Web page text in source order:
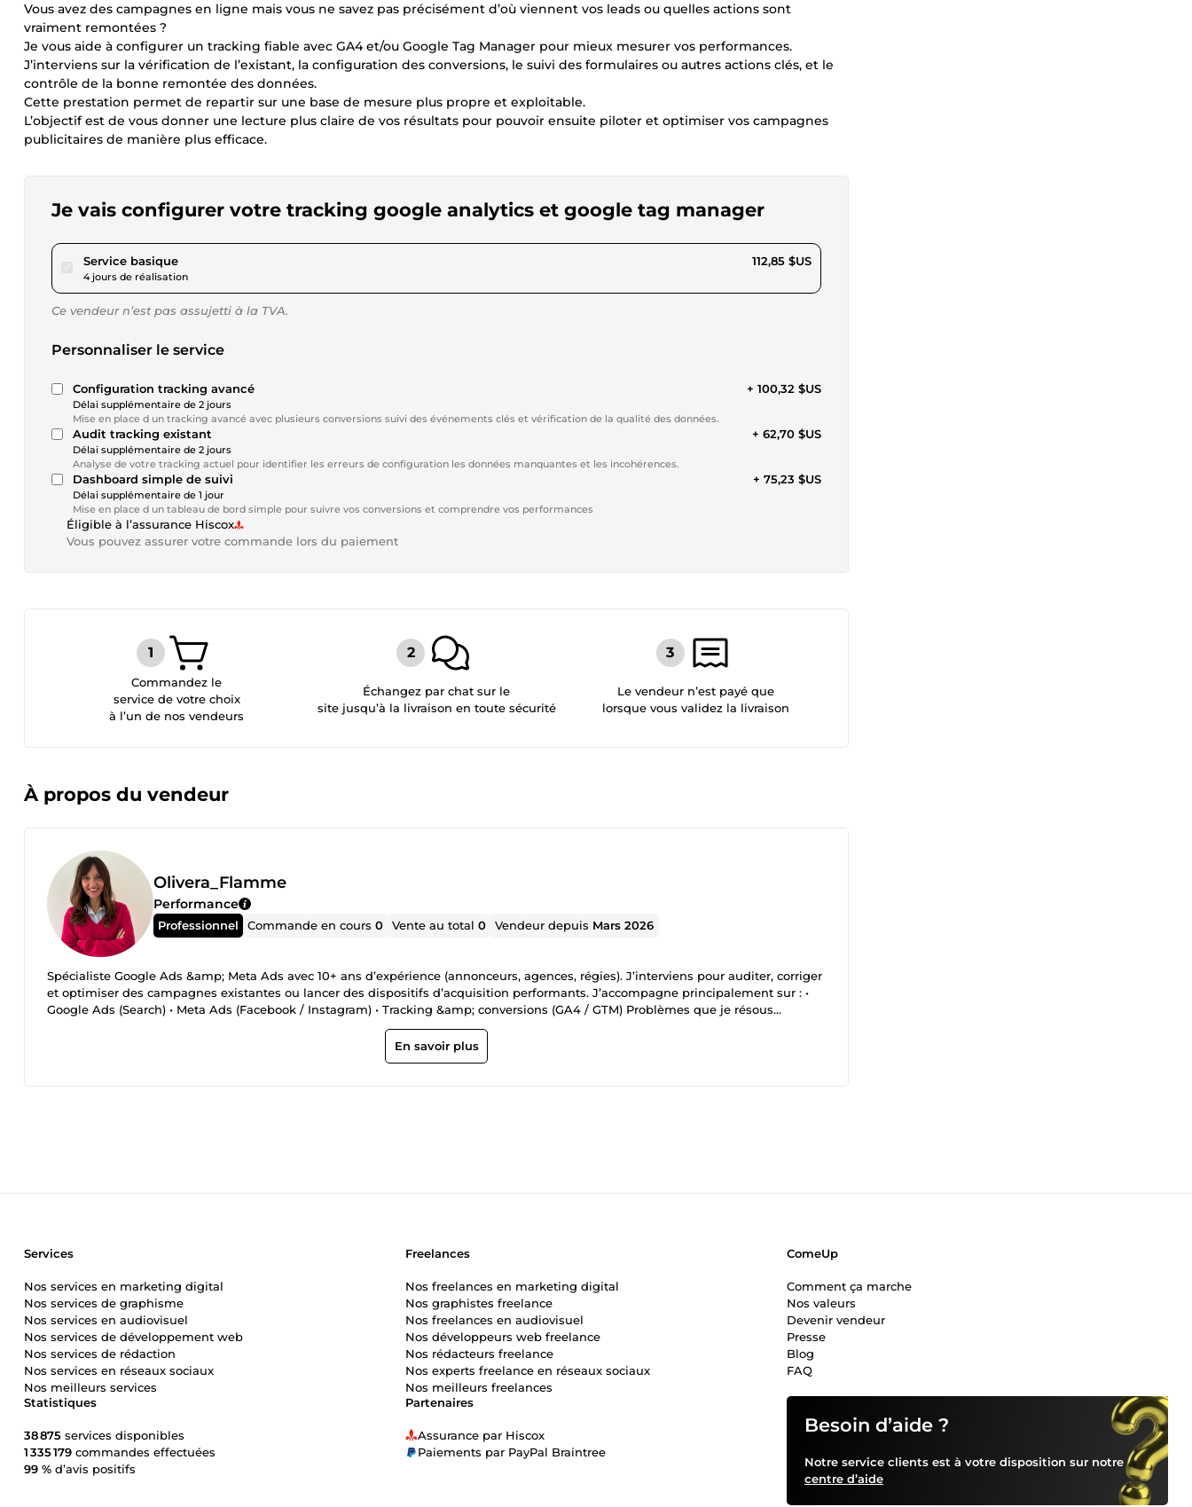
Vous avez des campagnes en ligne mais vous ne savez pas précisément d’où viennent vos leads ou quelles actions sont
vraiment remontées ?
Je vous aide à configurer un tracking fiable avec GA4 et/ou Google Tag Manager pour mieux mesurer vos performances.
J’interviens sur la vérification de l’existant, la configuration des conversions, le suivi des formulaires ou autres actions clés, et le
contrôle de la bonne remontée des données.
Cette prestation permet de repartir sur une base de mesure plus propre et exploitable.
L’objectif est de vous donner une lecture plus claire de vos résultats pour pouvoir ensuite piloter et optimiser vos campagnes
publicitaires de manière plus efficace.
Je vais configurer votre tracking google analytics et google tag manager
Service basiquepour 104,01 $US
4 jours de réalisation
112,85 $US
Ce vendeur n’est pas assujetti à la TVA.
Personnaliser le service
Configuration tracking avancé
Délai supplémentaire de 2 jours
Mise en place d un tracking avancé avec plusieurs conversions suivi des événements clés et vérification de la qualité des données.
+ 100,32 $US
Audit tracking existant
Délai supplémentaire de 2 jours
Analyse de votre tracking actuel pour identifier les erreurs de configuration les données manquantes et les incohérences.
+ 62,70 $US
Dashboard simple de suivi
Délai supplémentaire de 1 jour
Mise en place d un tableau de bord simple pour suivre vos conversions et comprendre vos performances
+ 75,23 $US
Éligible à l’assurance Hiscox
Vous pouvez assurer votre commande lors du paiement
Commandez le
service de votre choix
à l’un de nos vendeurs
Échangez par chat sur le
site jusqu’à la livraison en toute sécurité
Le vendeur n’est payé que
lorsque vous validez la livraison
À propos du vendeur
Olivera_Flamme
Performance
Professionnel Commande en cours0 Vente au total0 Vendeur depuis Mars 2026
Spécialiste Google Ads &amp; Meta Ads avec 10+ ans d’expérience (annonceurs, agences, régies). J’interviens pour auditer, corriger
et optimiser des campagnes existantes ou lancer des dispositifs d’acquisition performants. J’accompagne principalement sur : •
Google Ads (Search) • Meta Ads (Facebook / Instagram) • Tracking &amp; conversions (GA4 / GTM) Problèmes que je résous
fréquemment : • campagnes qui ne génèrent pas de leads • coûts d’acquisition trop élevés • tracking non fiable ou absent •
comptes mal structurés ou bloqués Résultat : campagnes plus lisibles, mieux pilotées et orientées performance.
En savoir plus
Besoin d’aide ?
Notre service clients est à votre disposition sur notre
centre d’aide
Partenaires
Assurance par Hiscox
Paiements par PayPal Braintree
Statistiques
38 875 services disponibles
1 335 179 commandes effectuées
99 % d’avis positifs
Services
Nos services en marketing digital
Nos services de graphisme
Nos services en audiovisuel
Nos services de développement web
Nos services de rédaction
Nos services en réseaux sociaux
Nos meilleurs services
Freelances
Nos freelances en marketing digital
Nos graphistes freelance
Nos freelances en audiovisuel
Nos développeurs web freelance
Nos rédacteurs freelance
Nos experts freelance en réseaux sociaux
Nos meilleurs freelances
ComeUp
Comment ça marche
Nos valeurs
Devenir vendeur
Presse
Blog
FAQ